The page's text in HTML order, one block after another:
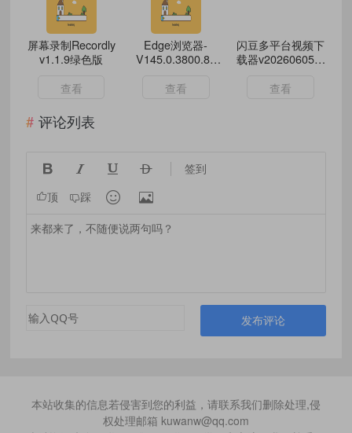
屏幕录制Recordly
v1.1.9绿色版
查看
Edge浏览器-
V145.0.3800.82
版-3月3日更新
查看
闪豆多平台视频下
载器v20260605绿
查看
评论列表
    签到
顶 踩  
发布评论
本站收集的信息若侵害到您的利益，请联系我们删除处理,侵
权处理邮箱 kuwanw@qq.com